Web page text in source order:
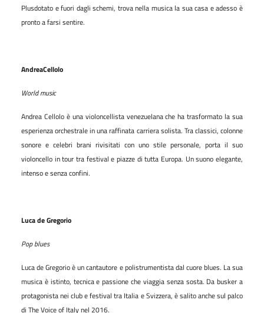
Plusdotato e fuori dagli schemi, trova nella musica la sua casa e adesso è
pronto a farsi sentire.
AndreaCellolo
World music
Andrea Cellolo è una violoncellista venezuelana che ha trasformato la sua
esperienza orchestrale in una raffinata carriera solista. Tra classici, colonne
sonore e celebri brani rivisitati con uno stile personale, porta il suo
violoncello in tour tra festival e piazze di tutta Europa. Un suono elegante,
intenso e senza confini.
Luca de Gregorio
Pop blues
Luca de Gregorio è un cantautore e polistrumentista dal cuore blues. La sua
musica è istinto, tecnica e passione che viaggia senza sosta. Da busker a
protagonista nei club e festival tra Italia e Svizzera, è salito anche sul palco
di The Voice of Italy nel 2016.